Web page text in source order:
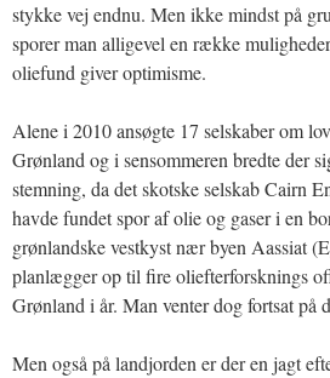
stykke vej endnu. Men ikke mindst på
sporer man alligevel en række
oliefund giver optimisme.
Alene i 2010 ansøgte 17 selskaber om
Grønland og i sensommeren bredte der
stemning, da det skotske selskab Cairn
havde fundet spor af olie og gaser i en
grønlandske vestkyst nær byen Aassiat
planlægger op til fire oliefterforsknings
Grønland i år. Man venter dog fortsat på
Men også på landjorden er der en jagt